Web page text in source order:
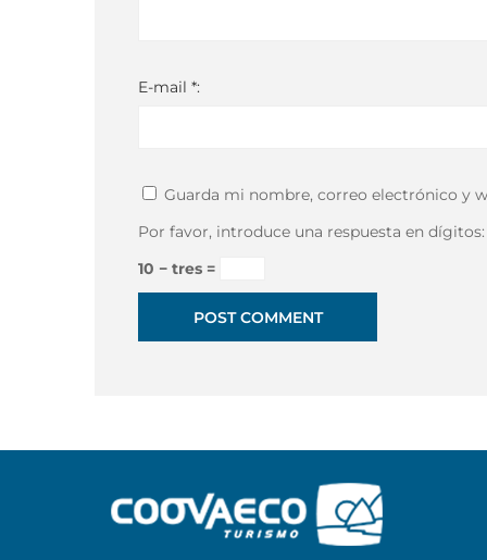
E-mail *:
Guarda mi nombre, correo electrónico y
Por favor, introduce una respuesta en dígitos:
10 − tres =